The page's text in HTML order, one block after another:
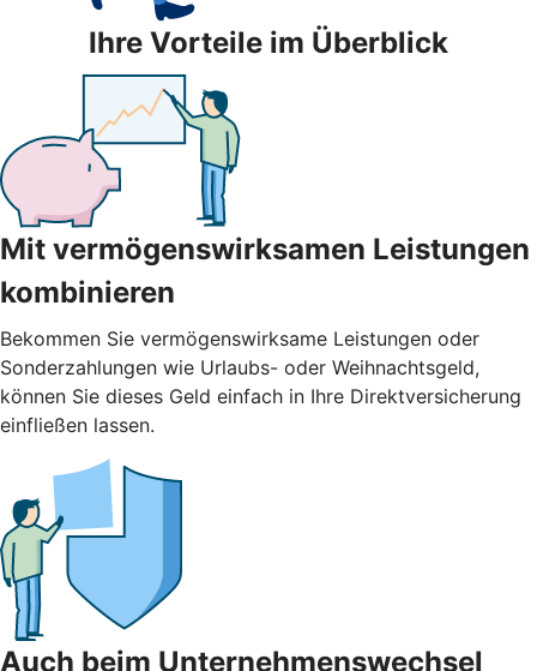
Ihre Vorteile im Überblick
Mit vermögenswirksamen Leistungen
kombinieren
Bekommen Sie vermögenswirksame Leistungen oder
Sonderzahlungen wie Urlaubs- oder Weihnachtsgeld,
können Sie dieses Geld einfach in Ihre Direktversicherung
einfließen lassen.
Auch beim Unternehmenswechsel